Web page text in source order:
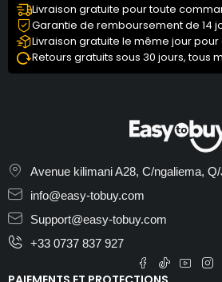
Livraison gratuite pour toute
Garantie de remboursement de 14
Livraison gratuite le même jour
Retours gratuits sous 30 jours, tous
Avenue kilimani A28, C/ngaliema,
info@easy-tobuy.com
Support@easy-tobuy.com
+33 0737 837 927